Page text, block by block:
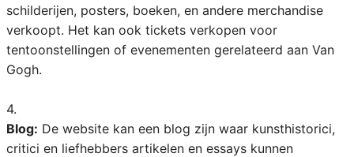
schilderijen, posters, boeken, en andere merchandise
verkoopt. Het kan ook tickets verkopen voor
tentoonstellingen of evenementen gerelateerd aan Van
Gogh.
4.
Blog: De website kan een blog zijn waar kunsthistorici,
critici en liefhebbers artikelen en essays kunnen